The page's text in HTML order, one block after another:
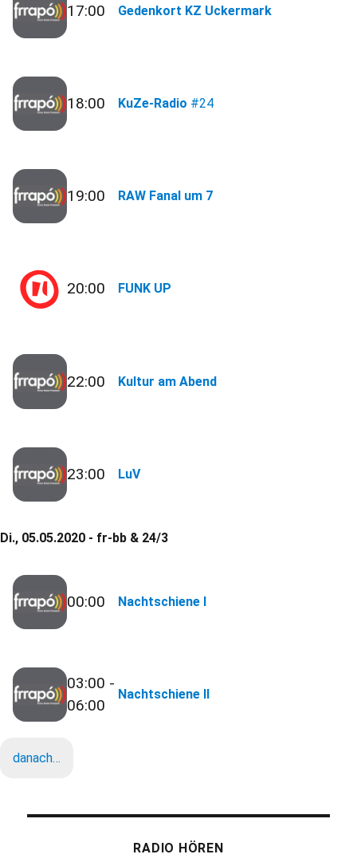
17:00 Gedenkort KZ Uckermark
18:00 KuZe-Radio #24
19:00 RAW Fanal um 7
20:00 FUNK UP
22:00 Kultur am Abend
23:00 LuV
Di., 05.05.2020 - fr-bb & 24/3
00:00 Nachtschiene I
03:00 -
06:00
Nachtschiene II
danach…
RADIO HÖREN